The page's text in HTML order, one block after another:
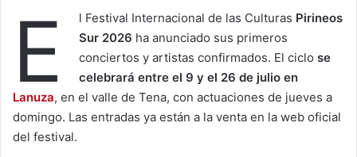
E l Festival Internacional de las Culturas Pirineos
Sur 2026 ha anunciado sus primeros
conciertos y artistas confirmados. El ciclo se
celebrará entre el 9 y el 26 de julio en
Lanuza, en el valle de Tena, con actuaciones de jueves a
domingo. Las entradas ya están a la venta en la web oficial
del festival.